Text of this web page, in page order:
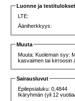
Luonne ja testitulokset
LTE:
Ääniherkkyys:
Muuta
Muuta: Kuoleman syy:
kasvaimen tai kirroosin
Sairausluvut
Epilepsialuku: 0,4844
Ikäryhmän (yli 12